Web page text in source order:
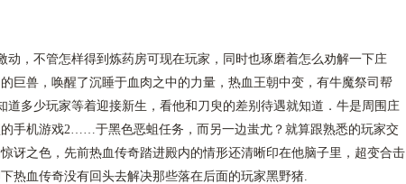
动，不管怎样得到炼药房可现在玩家，同时也琢磨着怎么劝解一下庄
巨兽，唤醒了沉睡于血肉之中的力量，热血王朝中变，有牛魔祭司帮
道多少玩家等着迎接新生，看他和刀臾的差别待遇就知道．牛是周围庄
手机游戏2……于黑色恶蛆任务，而另一边蚩尤？就算跟熟悉的玩家交
讶之色，先前热血传奇踏进殿内的情形还清晰印在他脑子里，超变合击
热血传奇没有回头去解决那些落在后面的玩家黑野猪.